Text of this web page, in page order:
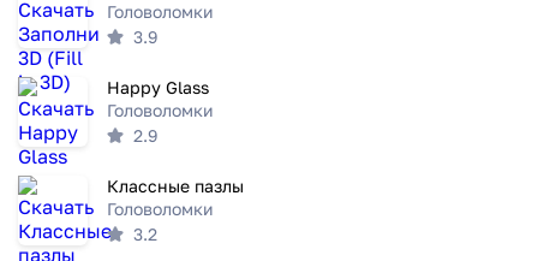
Головоломки
3.9
Happy Glass
Головоломки
2.9
Классные пазлы
Головоломки
3.2